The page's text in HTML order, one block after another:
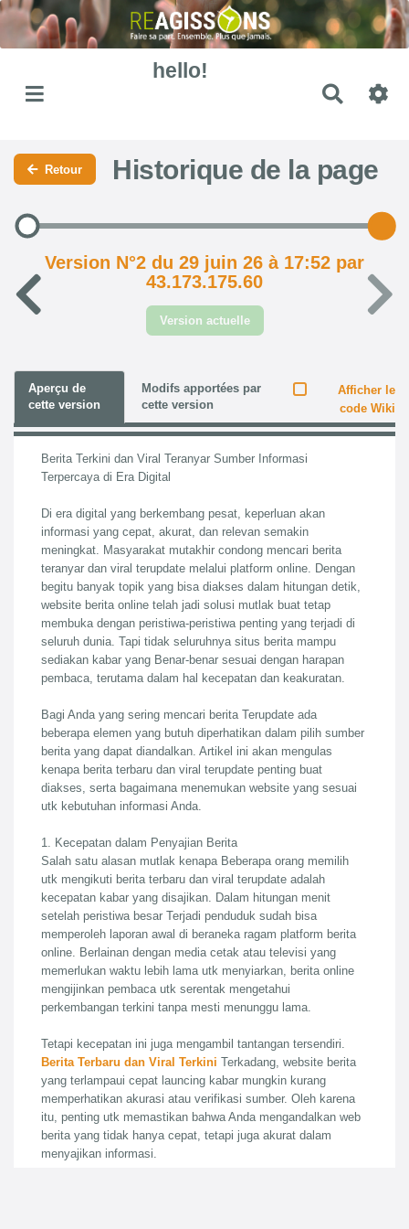
hello!
Retour Historique de la page
Version N°2 du 29 juin 26 à 17:52 par
43.173.175.60
Version actuelle
Aperçu de
cette version
Modifs apportées par
cette version
Afficher le
code Wiki